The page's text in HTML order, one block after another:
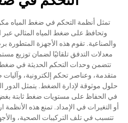
تمثل أنظمة التحكم في ضغط المياه
وتحافظ على ضغط المياه المثالي عبر
والصناعية. تقوم هذه الأجهزة المتطورة
معدلات التدفق تلقائيًا لضمان توزيع
تتضمن وحدات التحكم الحديثة في
متقدمة، وعناصر تحكم إلكترونية،
حلول موثوقة لإدارة الضغط. يتمثل
في الحفاظ على مستويات ضغط ثابتة
أو التغيرات في الإمداد. تمنع هذه
تتسبب في تلف التركيبات الصحية،